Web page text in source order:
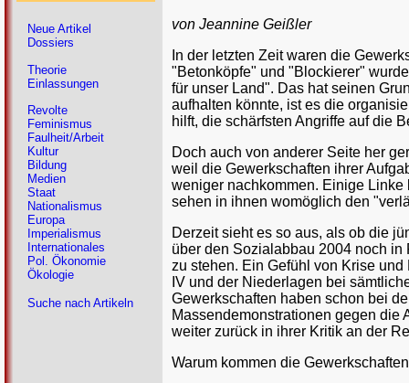
von Jeannine Geißler
In der letzten Zeit waren die
"Betonköpfe" und "Blockierer"
für unser Land". Das hat seinen
aufhalten könnte, ist es die
hilft, die schärfsten Angriffe auf die
Doch auch von anderer Seite her
weil die Gewerkschaften ihrer
weniger nachkommen. Einige
sehen in ihnen womöglich den
Derzeit sieht es so aus, als ob die
über den Sozialabbau 2004 noch
zu stehen. Ein Gefühl von Krise
IV und der Niederlagen bei
Gewerkschaften haben schon bei
Massendemonstrationen gegen die
weiter zurück in ihrer Kritik an der
Warum kommen die
Neue Artikel
Dossiers
Theorie
Einlassungen
Revolte
Feminismus
Faulheit/Arbeit
Kultur
Bildung
Medien
Staat
Nationalismus
Europa
Imperialismus
Internationales
Pol. Ökonomie
Ökologie
Suche nach Artikeln